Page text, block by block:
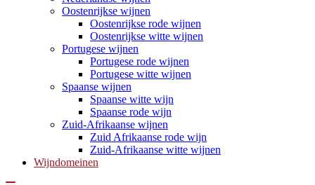
Oostenrijkse wijnen
Oostenrijkse rode wijnen
Oostenrijkse witte wijnen
Portugese wijnen
Portugese rode wijnen
Portugese witte wijnen
Spaanse wijnen
Spaanse witte wijn
Spaanse rode wijn
Zuid-Afrikaanse wijnen
Zuid Afrikaanse rode wijn
Zuid-Afrikaanse witte wijnen
Wijndomeinen